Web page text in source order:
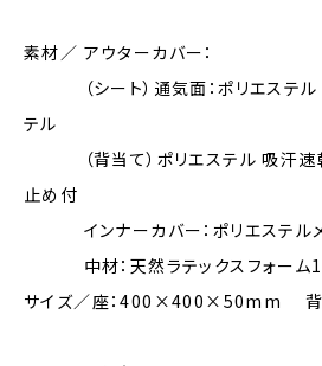
素材／ アウターカバー：
（シート）通気面：ポリエステル
テル
（背当て）ポリエステル 吸汗速
止め付
インナーカバー：ポリエステルメ
中材：天然ラテックスフォーム
サイズ／座：400×400×50mm